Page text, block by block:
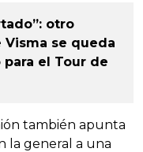
otro
se queda
el Tour de
también apunta
la general a una